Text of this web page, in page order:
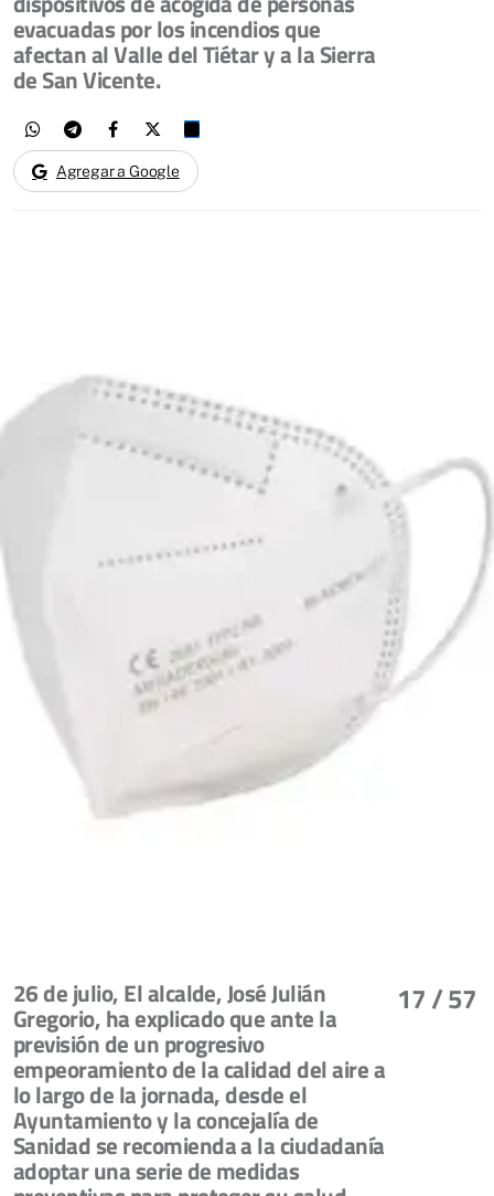
evacuadas por los incendios que
afectan al Valle del Tiétar y a la Sierra
de San Vicente.
Agregar a Google
17/ 57
26 de julio, El alcalde, José Julián
Gregorio, ha explicado que ante la
previsión de un progresivo
empeoramiento de la calidad del aire a
lo largo de la jornada, desde el
Ayuntamiento y la concejalía de
Sanidad se recomienda a la ciudadanía
adoptar una serie de medidas